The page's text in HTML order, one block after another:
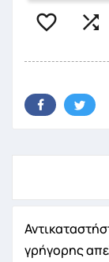
 
γρήγορης